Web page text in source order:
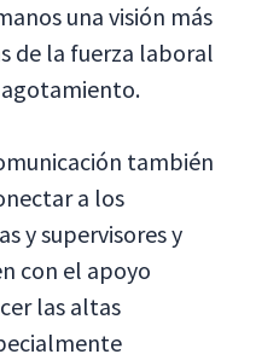
una visión más
de la fuerza laboral
también
a los
y supervisores y
con el apoyo
las altas